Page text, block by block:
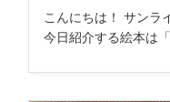
こんにちは！ サンラ
今日紹介する絵本は